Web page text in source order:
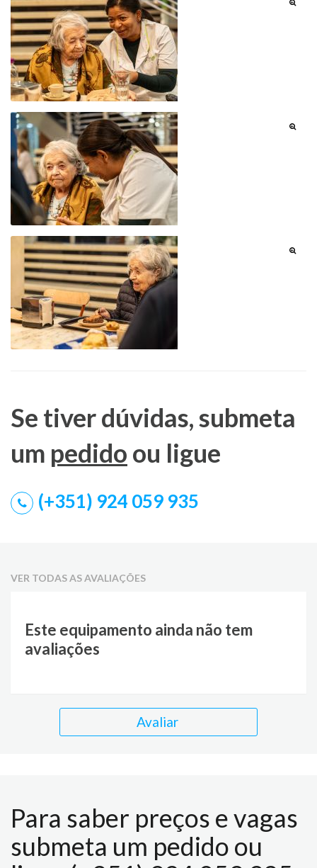
Se tiver dúvidas, submeta
um pedido ou ligue
(+351) 924 059 935
VER TODAS AS AVALIAÇÕES
Este equipamento ainda não tem
avaliações
Avaliar
Para saber preços e vagas
submeta um pedido ou